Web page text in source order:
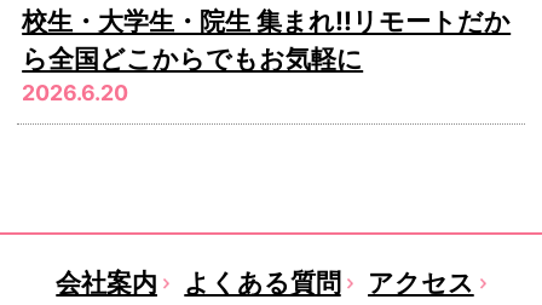
校生・大学生・院生 集まれ!!リモートだか
ら全国どこからでもお気軽に
2026.6.20
会社案内 よくある質問
アクセス